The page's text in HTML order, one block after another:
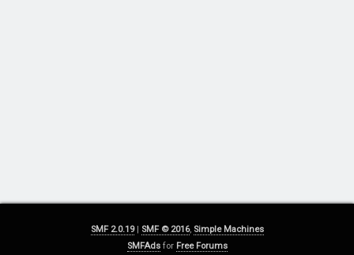
SMF 2.0.19| SMF © 2016, Simple Machines
SMFAdsfor Free Forums